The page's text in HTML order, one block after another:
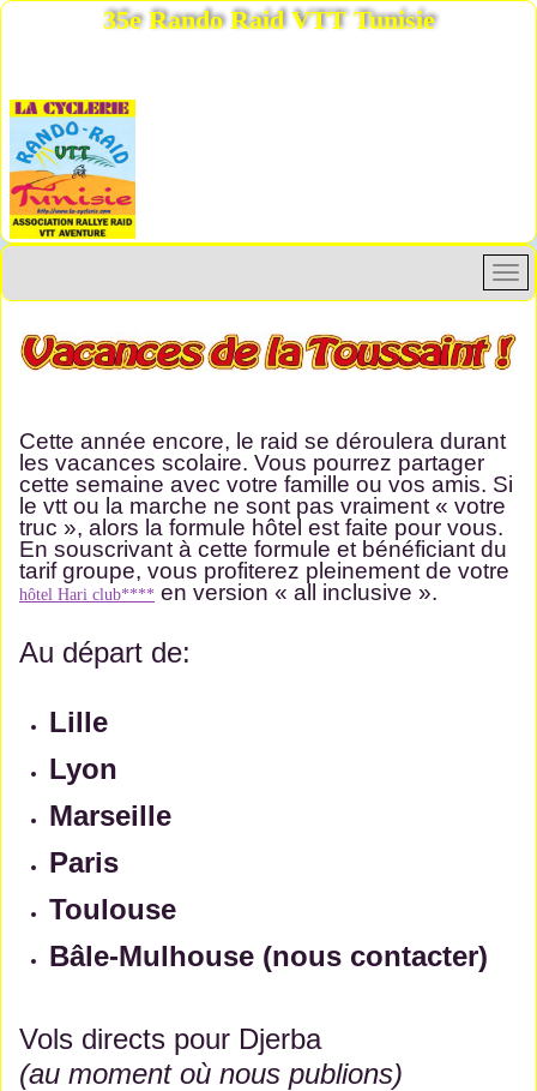
35e Rando Raid VTT Tunisie
Cette année encore, le raid se déroulera durant
les vacances scolaire. Vous pourrez partager
cette semaine avec votre famille ou vos amis. Si
le vtt ou la marche ne sont pas vraiment « votre
truc », alors la formule hôtel est faite pour vous.
En souscrivant à cette formule et bénéficiant du
tarif groupe, vous profiterez pleinement de votre
hôtel Hari club**** en version « all inclusive ».
Au départ de:
Lille
Lyon
Marseille
Paris
Toulouse
Bâle-Mulhouse (nous contacter)
Vols directs pour Djerba
(au moment où nous publions)